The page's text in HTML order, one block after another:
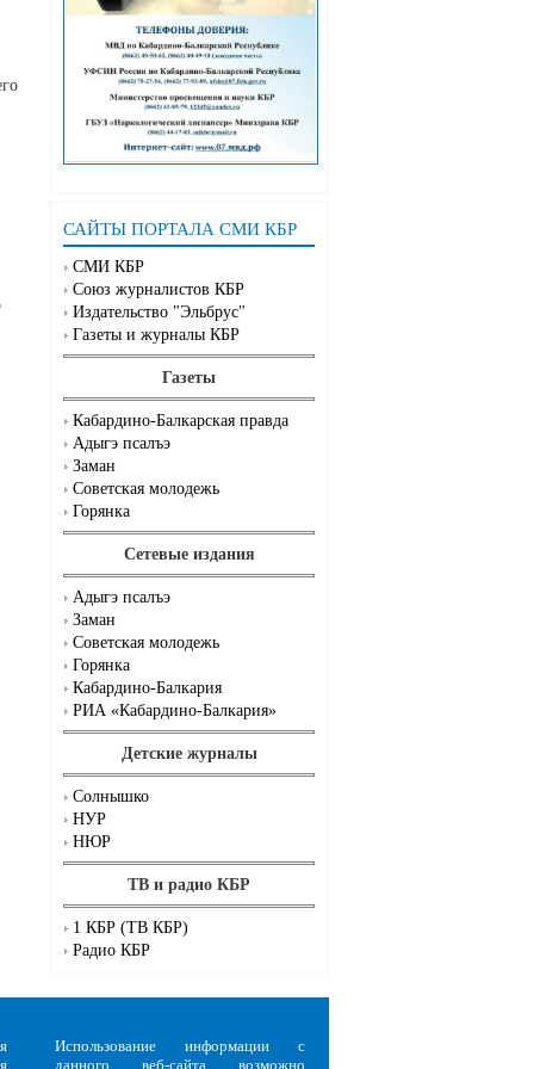
САЙТЫ ПОРТАЛА СМИ КБР
СМИ КБР
Союз журналистов КБР
Издательство "Эльбрус"
Газеты и журналы КБР
Газеты
Кабардино-Балкарская правда
Адыгэ псалъэ
Заман
Советская молодежь
Горянка
Сетевые издания
Адыгэ псалъэ
Заман
Советская молодежь
Горянка
Кабардино-Балкария
РИА «Кабардино-Балкария»
Детские журналы
Солнышко
НУР
НЮР
ТВ и радио КБР
1 КБР (ТВ КБР)
Радио КБР
Использование информации с
данного веб-сайта возможно